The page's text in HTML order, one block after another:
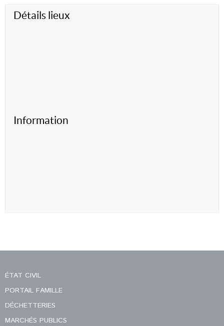
Détails lieux
Information
ÉTAT CIVIL
PORTAIL FAMILLE
DÉCHETTERIES
MARCHÉS PUBLICS